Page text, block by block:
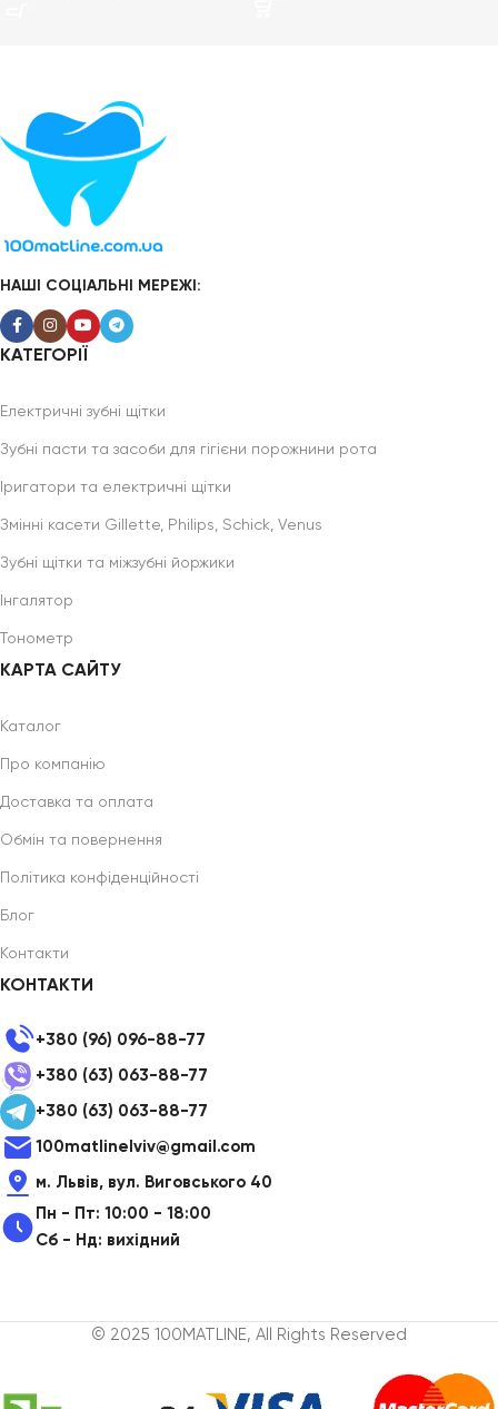
НАШІ СОЦІАЛЬНІ МЕРЕЖІ:
КАТЕГОРІЇ
Електричні зубні щітки
Зубні пасти та засоби для гігієни порожнини рота
Іригатори та електричні щітки
Змінні касети Gillette, Philips, Schick, Venus
Зубні щітки та міжзубні йоржики
Інгалятор
Тонометр
КАРТА САЙТУ
Каталог
Про компанію
Доставка та оплата
Обмін та повернення
Політика конфіденційності
Блог
Контакти
КОНТАКТИ
+380 (96) 096-88-77
+380 (63) 063-88-77
+380 (63) 063-88-77
100matlinelviv@gmail.com
м. Львів, вул. Виговського 40
Пн - Пт: 10:00 - 18:00
Сб - Нд: вихідний
© 2025 100MATLINE, All Rights Reserved